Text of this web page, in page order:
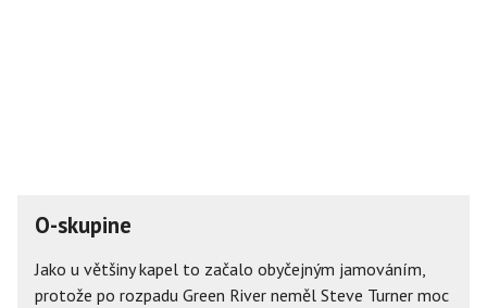
O-skupine
Jako u většiny kapel to začalo obyčejným jamováním,
protože po rozpadu Green River neměl Steve Turner moc